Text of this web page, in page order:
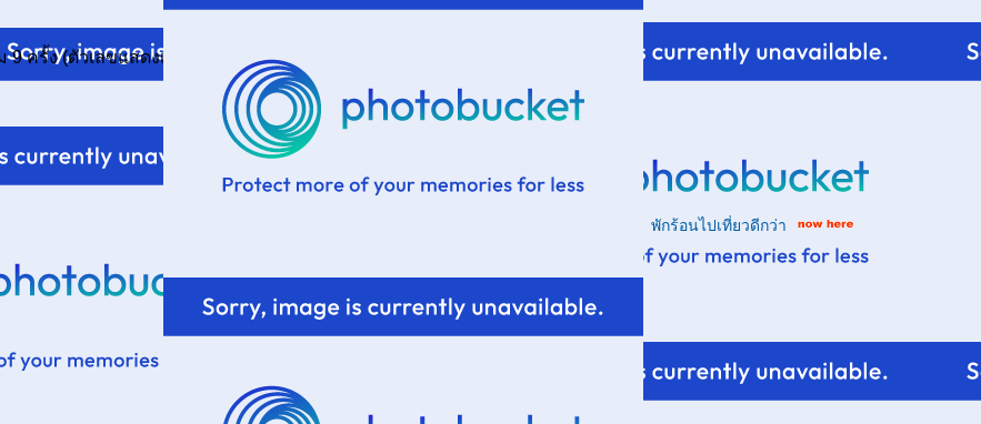
9 ครั้ง (ตัวเลขแสดงเมืองแต่ละยุค)
พักร้อนไปเที่ยวดีกว่า